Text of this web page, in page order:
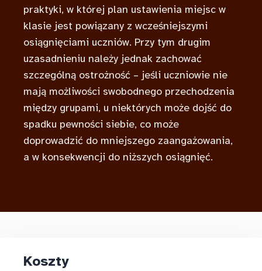
praktyki, w której plan ustawienia miejsc w
klasie jest powiązany z wcześniejszymi
osiągnięciami uczniów. Przy tym drugim
uzasadnieniu należy jednak zachować
szczególną ostrożność – jeśli uczniowie nie
mają możliwości swobodnego przechodzenia
między grupami, u niektórych może dojść do
spadku pewności siebie, co może
doprowadzić do mniejszego zaangażowania,
a w konsekwencji do niższych osiągnięć.
Koszty